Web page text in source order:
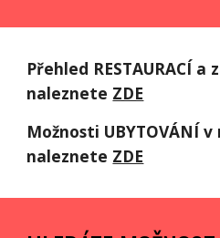
Přehled RESTAURACÍ
naleznete ZDE
Možnosti UBYTOVÁNÍ
naleznete ZDE